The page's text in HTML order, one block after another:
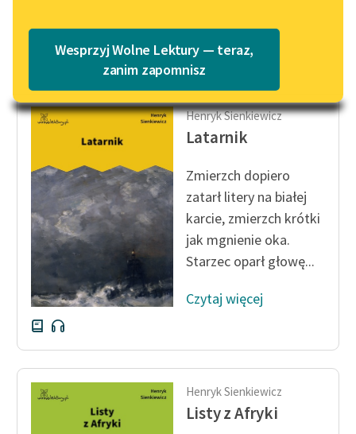
Lektury szkolne i klasyka
literatury do słuchania dla
uczennic i uczniów z
niepełnosprawnościami
szkolnych i literatury do
słuchania dla uczennic i
uczniów z
niepełnosprawnościami
Feministyczne inspiracje.
Popularyzacja
skandynawskiej literatury
feministycznej
Ręce pełne poezji
Kolekcje edukacyjne
twórców przechodzących
do domeny publicznej,
Katalog w formacie PDF
Wesprzyj Wolne Lektury — teraz,
zanim zapomnisz
Czytaj więcej
Henryk Sienkiewicz
Latarnik
Zmierzch dopiero
zatarł litery na białej
karcie, zmierzch krótki
jak mgnienie oka.
Starzec oparł głowę...
Czytaj więcej
Henryk Sienkiewicz
Listy z Afryki